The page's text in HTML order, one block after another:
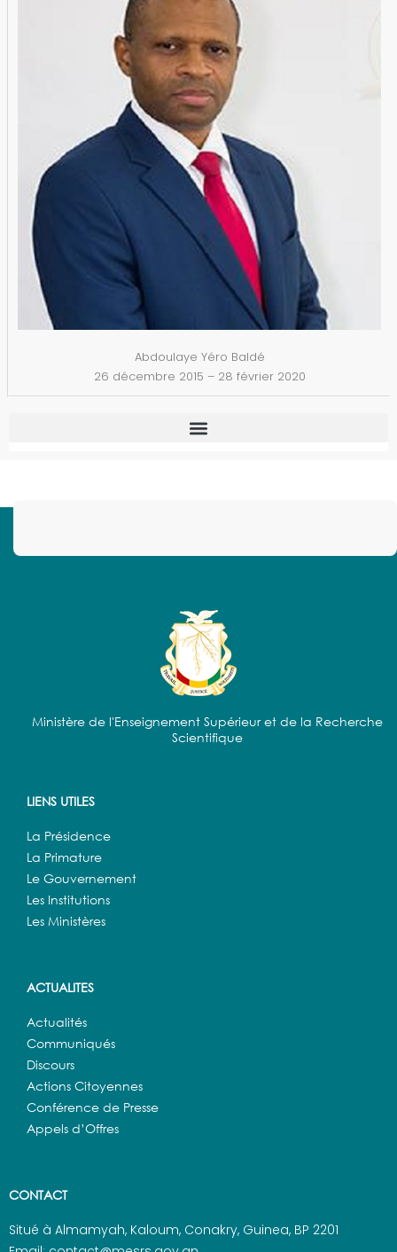
Abdoulaye Yéro Baldé
26 décembre 2015 – 28 février 2020
Ministère de l'Enseignement Supérieur et de la Recherche
Scientifique
LIENS UTILES
La Présidence
La Primature
Le Gouvernement
Les Institutions
Les Ministères
ACTUALITES
Actualités
Communiqués
Discours
Actions Citoyennes
Conférence de Presse
Appels d’Offres
CONTACT
Situé à Almamyah, Kaloum, Conakry, Guinea, BP 2201